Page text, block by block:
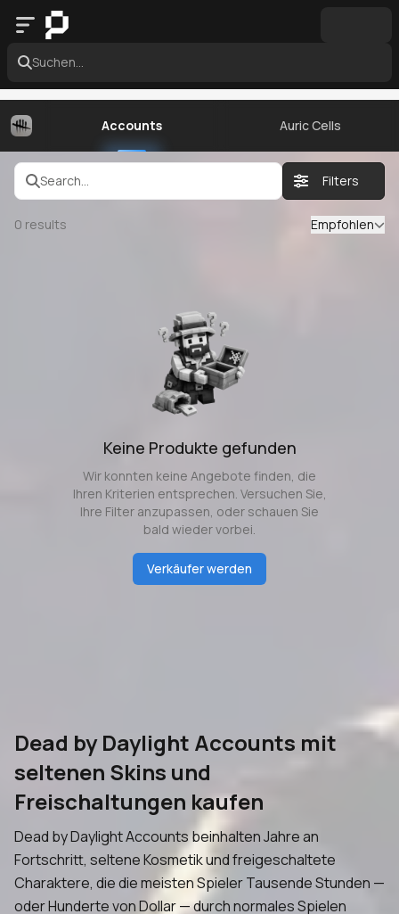
Suchen...
Accounts Auric Cells
Search... Filters
0 results Empfohlen
Keine Produkte gefunden
Wir konnten keine Angebote finden, die
Ihren Kriterien entsprechen. Versuchen Sie,
Ihre Filter anzupassen, oder schauen Sie
bald wieder vorbei.
Verkäufer werden
Dead by Daylight Accounts mit
seltenen Skins und
Freischaltungen kaufen
Dead by Daylight Accounts beinhalten Jahre an
Fortschritt, seltene Kosmetik und freigeschaltete
Charaktere, die die meisten Spieler Tausende Stunden —
oder Hunderte von Dollar — durch normales Spielen